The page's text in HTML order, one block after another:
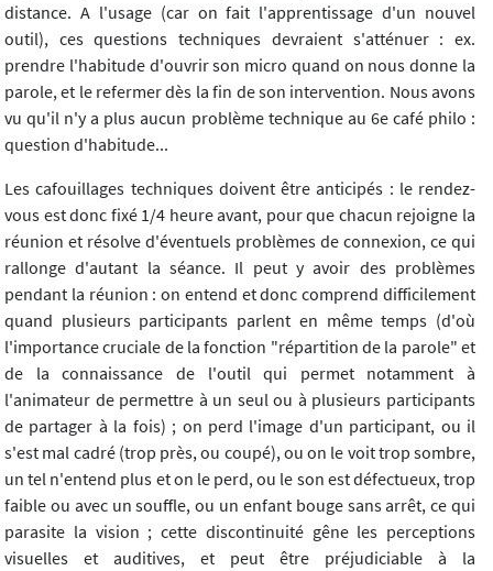
distance. A l'usage (car on fait l'apprentissage d'un nouvel
outil), ces questions techniques devraient s'atténuer : ex.
prendre l'habitude d'ouvrir son micro quand on nous donne la
parole, et le refermer dès la fin de son intervention. Nous avons
vu qu'il n'y a plus aucun problème technique au 6e café philo :
question d'habitude...
Les cafouillages techniques doivent être anticipés : le rendez-
vous est donc fixé 1/4 heure avant, pour que chacun rejoigne la
réunion et résolve d'éventuels problèmes de connexion, ce qui
rallonge d'autant la séance. Il peut y avoir des problèmes
pendant la réunion : on entend et donc comprend difficilement
quand plusieurs participants parlent en même temps (d'où
l'importance cruciale de la fonction "répartition de la parole" et
de la connaissance de l'outil qui permet notamment à
l'animateur de permettre à un seul ou à plusieurs participants
de partager à la fois) ; on perd l'image d'un participant, ou il
s'est mal cadré (trop près, ou coupé), ou on le voit trop sombre,
un tel n'entend plus et on le perd, ou le son est défectueux, trop
faible ou avec un souffle, ou un enfant bouge sans arrêt, ce qui
parasite la vision ; cette discontinuité gêne les perceptions
visuelles et auditives, et peut être préjudiciable à la